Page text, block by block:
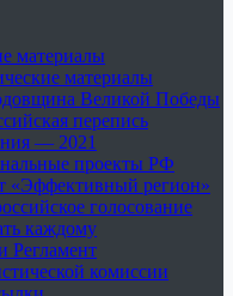
материалы
материалы
Великой Победы
перепись
— 2021
проекты РФ
«Эффективный регион»
голосование
каждому
Регламент
комиссии